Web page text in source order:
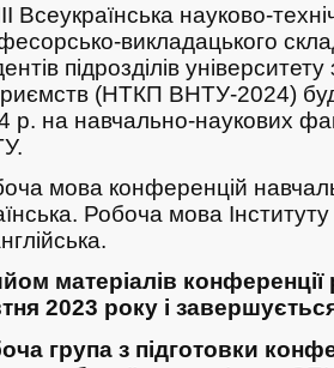
Всеукраїнська науково-
викладацького
підрозділів
(НТКП ВНТУ-2024)
р. на навчально-наукових
мова конференцій
Робоча мова
матеріалів конференції
2023 року і
група з підготовки